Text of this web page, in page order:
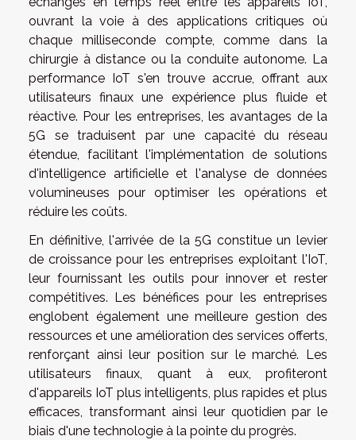
ouvrant la voie à des applications critiques où
chaque milliseconde compte, comme dans la
chirurgie à distance ou la conduite autonome. La
performance IoT s'en trouve accrue, offrant aux
utilisateurs finaux une expérience plus fluide et
réactive. Pour les entreprises, les avantages de la
5G se traduisent par une capacité du réseau
étendue, facilitant l'implémentation de solutions
d'intelligence artificielle et l'analyse de données
volumineuses pour optimiser les opérations et
réduire les coûts.
En définitive, l'arrivée de la 5G constitue un levier
de croissance pour les entreprises exploitant l'IoT,
leur fournissant les outils pour innover et rester
compétitives. Les bénéfices pour les entreprises
englobent également une meilleure gestion des
ressources et une amélioration des services offerts,
renforçant ainsi leur position sur le marché. Les
utilisateurs finaux, quant à eux, profiteront
d'appareils IoT plus intelligents, plus rapides et plus
efficaces, transformant ainsi leur quotidien par le
biais d'une technologie à la pointe du progrès.